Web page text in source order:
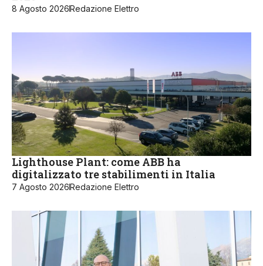
8 Agosto 2026Redazione Elettro
Lighthouse Plant: come ABB ha
digitalizzato tre stabilimenti in Italia
7 Agosto 2026Redazione Elettro